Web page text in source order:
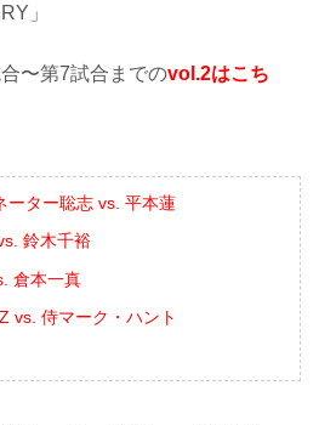
」
〜第7試合までのvol.2はこち
ーター聡志 vs. 平本蓮
鈴木千裕
倉本一真
vs. 侍マーク・ハント